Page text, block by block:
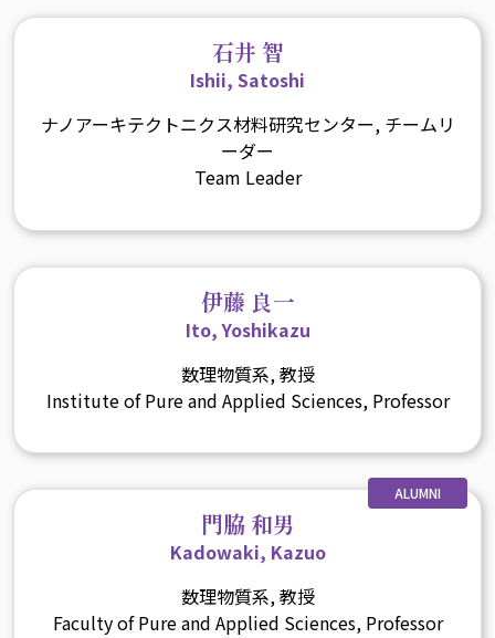
石井 智
Ishii, Satoshi
ナノアーキテクトニクス材料研究センター, チームリ
ーダー
Team Leader
伊藤 良一
Ito, Yoshikazu
数理物質系, 教授
Institute of Pure and Applied Sciences, Professor
ALUMNI
門脇 和男
Kadowaki, Kazuo
数理物質系, 教授
Faculty of Pure and Applied Sciences, Professor